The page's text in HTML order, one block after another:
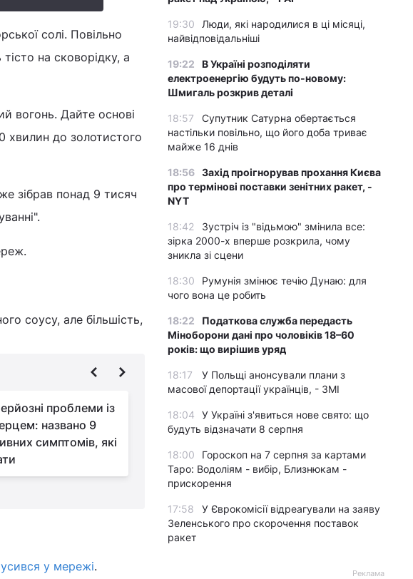
солі. Повільно
на сковорідку, а
вогонь. Дайте основі
хвилин до золотистого
зібрав понад 9 тисяч
соусу, але більшість,
проблеми із
названо 9
симптомів, які
Який фрукт ви любите
найбільше: цікавий
у мережі.
19:30
Люди, які народилися в ці місяці,
найвідповідальніші
19:22
В Україні розподіляти
електроенергію будуть по-новому:
Шмигаль розкрив деталі
18:57
Супутник Сатурна обертається
настільки повільно, що його доба триває
майже 16 днів
18:56 Захід проігнорував прохання Києва
про термінові поставки зенітних ракет, -
NYT
18:42
Зустріч із "відьмою" змінила все:
зірка 2000-х вперше розкрила, чому
зникла зі сцени
18:30
Румунія змінює течію Дунаю: для
чого вона це робить
18:22
Податкова служба передасть
Міноборони дані про чоловіків 18–60
років: що вирішив уряд
18:17
У Польщі анонсували плани з
масової депортації українців, - ЗМІ
18:04
У Україні з'явиться нове свято: що
будуть відзначати 8 серпня
18:00
Гороскоп на 7 серпня за картами
Таро: Водоліям - вибір, Близнюкам -
прискорення
17:58
У Єврокомісії відреагували на заяву
Зеленського про скорочення поставок
ракет
Реклама